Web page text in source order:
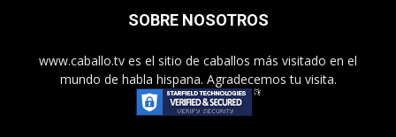
SOBRE NOSOTROS
www.caballo.tv es el sitio de caballos más visitado en el
mundo de habla hispana. Agradecemos tu visita.